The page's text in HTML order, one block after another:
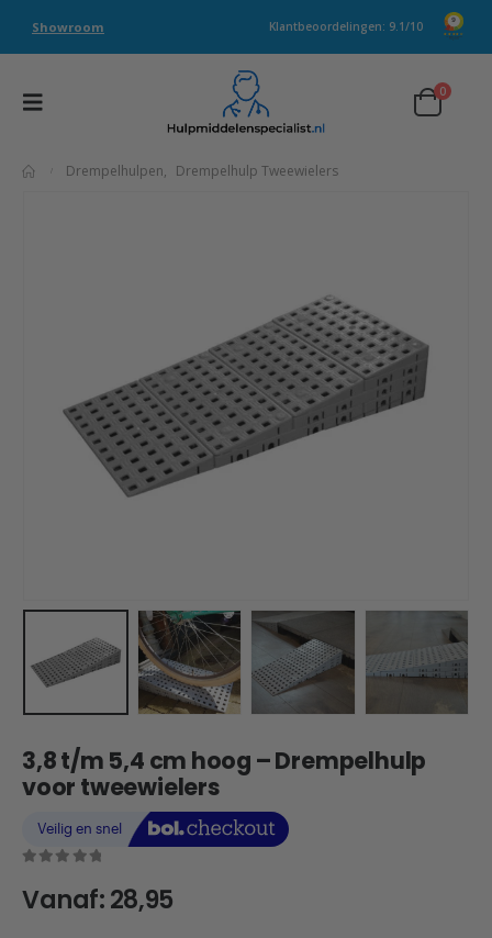
Showroom Klantbeoordelingen: 9.1/10
0
Drempelhulpen, Drempelhulp Tweewielers
3,8 t/m 5,4 cm hoog – Drempelhulp
voor tweewielers
Vanaf:28,95